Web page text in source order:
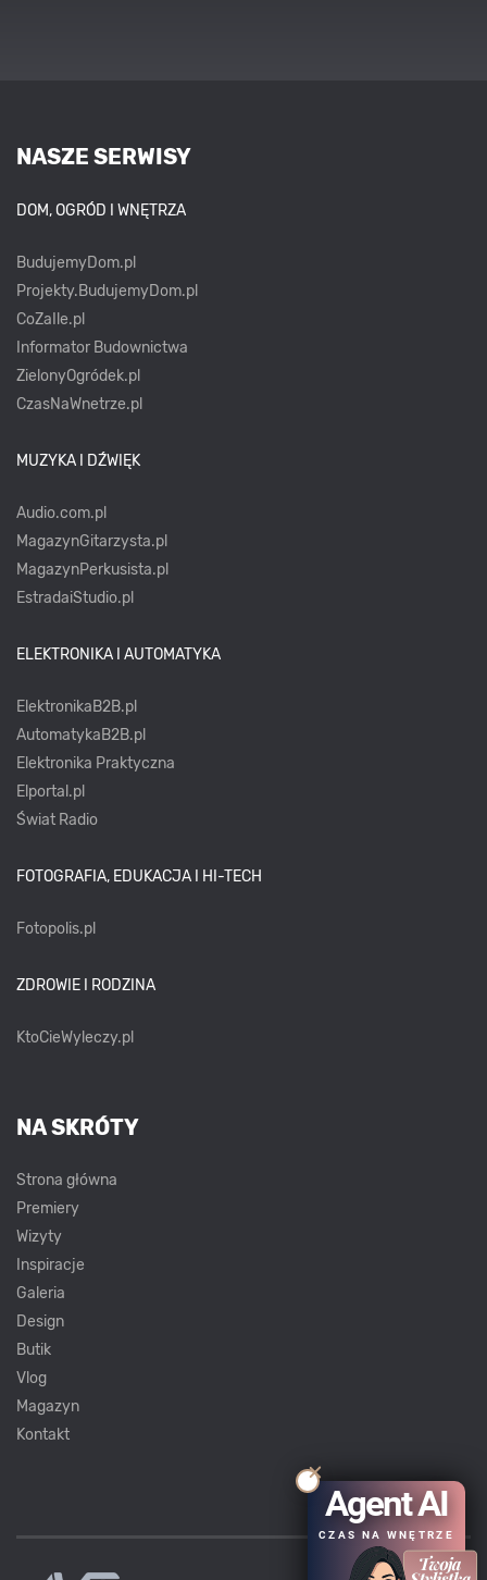
NASZE SERWISY
DOM, OGRÓD I WNĘTRZA
BudujemyDom.pl
Projekty.BudujemyDom.pl
CoZaIle.pl
Informator Budownictwa
ZielonyOgródek.pl
CzasNaWnetrze.pl
MUZYKA I DŹWIĘK
Audio.com.pl
MagazynGitarzysta.pl
MagazynPerkusista.pl
EstradaiStudio.pl
ELEKTRONIKA I AUTOMATYKA
ElektronikaB2B.pl
AutomatykaB2B.pl
Elektronika Praktyczna
Elportal.pl
Świat Radio
FOTOGRAFIA, EDUKACJA I HI-TECH
Fotopolis.pl
ZDROWIE I RODZINA
KtoCieWyleczy.pl
NA SKRÓTY
Strona główna
Premiery
Wizyty
Inspiracje
Galeria
Design
Butik
Vlog
Magazyn
Kontakt
Agent AI
CZAS NA WNĘTRZE